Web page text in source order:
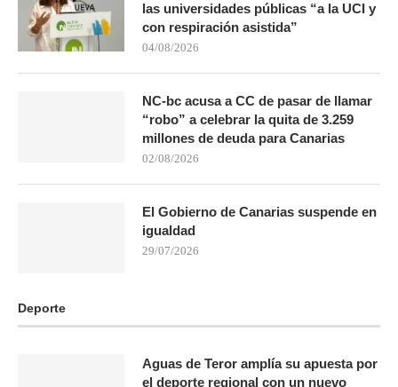
las universidades públicas “a la UCI y
con respiración asistida”
04/08/2026
NC-bc acusa a CC de pasar de llamar
“robo” a celebrar la quita de 3.259
millones de deuda para Canarias
02/08/2026
El Gobierno de Canarias suspende en
igualdad
29/07/2026
Deporte
Aguas de Teror amplía su apuesta por
el deporte regional con un nuevo